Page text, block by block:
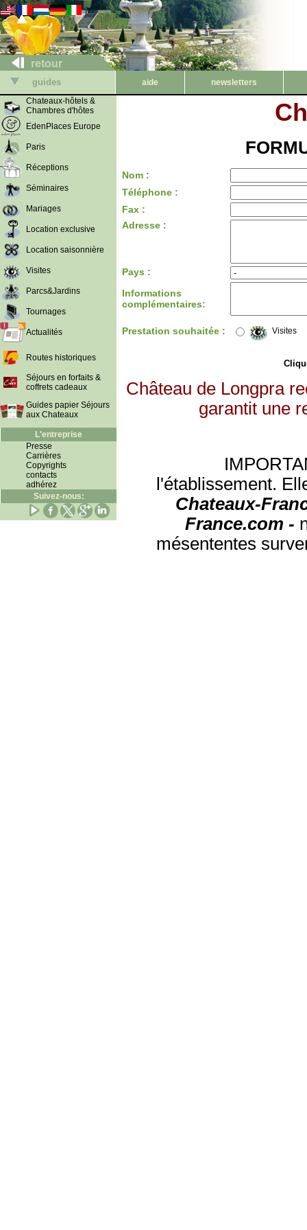
retour
guides aide
newsletters
Chateaux-hôtels &
Chambres d'hôtes
EdenPlaces Europe
Paris
Réceptions
Séminaires
Mariages
Location exclusive
Location saisonnière
Visites
Parcs&Jardins
Tournages
Actualités
Routes historiques
Séjours en forfaits &
coffrets cadeaux
Guides papier Séjours
aux Chateaux
L'entreprise
Presse
Carrières
Copyrights
contacts
adhérez
Suivez-nous:
Nom :
Téléphone :
Fax :
Adresse :
Pays :
Informations
complémentaires:
Prestation souhaitée : Visites
Château de Longpra
garantit une
l'établissement.
Chateaux-
France.com -
mésententes